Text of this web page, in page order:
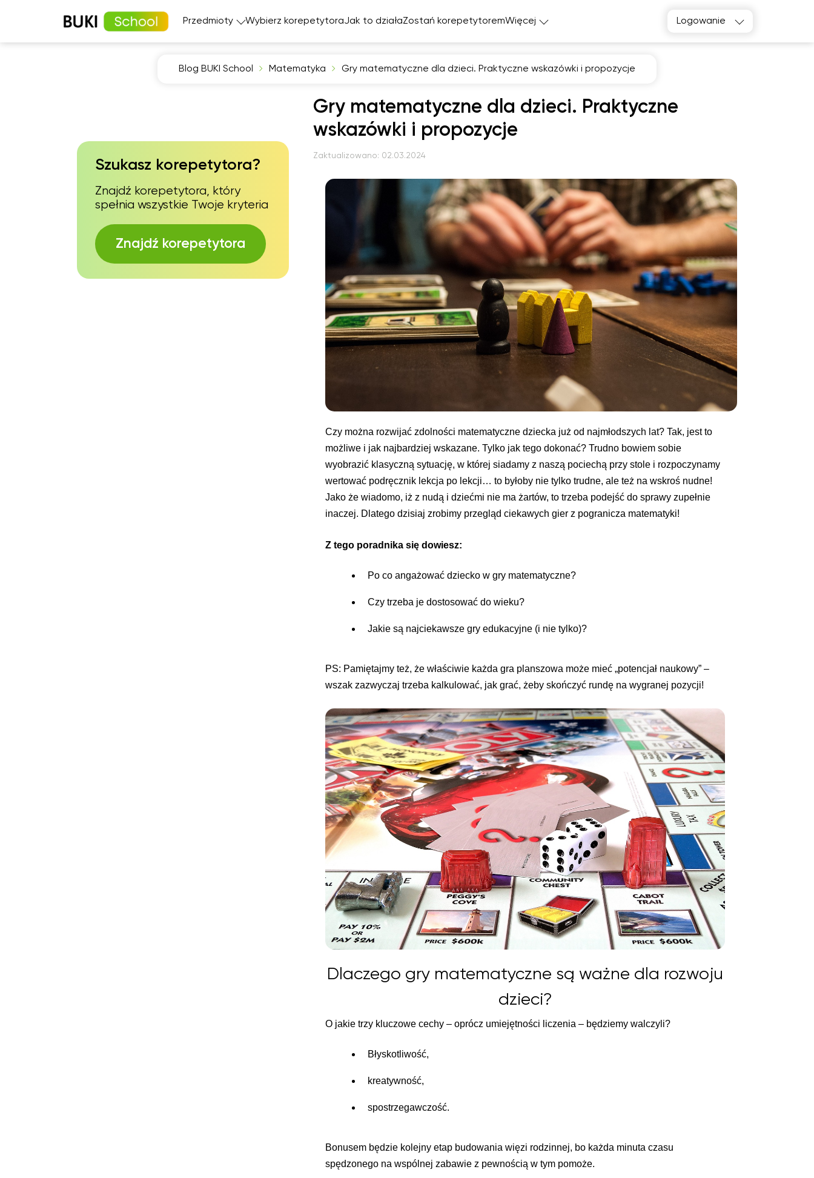
Przedmioty Wybierz korepetytoraJak to działaZostań korepetytoremWięcej Logowanie
Blog BUKI School Matematyka Gry matematyczne dla dzieci. Praktyczne wskazówki i propozycje
Szukasz korepetytora?
Znajdź korepetytora, który
spełnia wszystkie Twoje kryteria
Znajdź korepetytora
Gry matematyczne dla dzieci. Praktyczne
wskazówki i propozycje
Zaktualizowano: 02.03.2024
Czy można rozwijać zdolności matematyczne dziecka już od najmłodszych lat? Tak, jest to
możliwe i jak najbardziej wskazane. Tylko jak tego dokonać? Trudno bowiem sobie
wyobrazić klasyczną sytuację, w której siadamy z naszą pociechą przy stole i rozpoczynamy
wertować podręcznik lekcja po lekcji… to byłoby nie tylko trudne, ale też na wskroś nudne!
Jako że wiadomo, iż z nudą i dziećmi nie ma żartów, to trzeba podejść do sprawy zupełnie
inaczej. Dlatego dzisiaj zrobimy przegląd ciekawych gier z pogranicza matematyki!
Z tego poradnika się dowiesz:
Po co angażować dziecko w gry matematyczne?
Czy trzeba je dostosować do wieku?
Jakie są najciekawsze gry edukacyjne (i nie tylko)?
PS: Pamiętajmy też, że właściwie każda gra planszowa może mieć „potencjał naukowy” –
wszak zazwyczaj trzeba kalkulować, jak grać, żeby skończyć rundę na wygranej pozycji!
Dlaczego gry matematyczne są ważne dla rozwoju
dzieci?
O jakie trzy kluczowe cechy – oprócz umiejętności liczenia – będziemy walczyli?
Błyskotliwość,
kreatywność,
spostrzegawczość.
Bonusem będzie kolejny etap budowania więzi rodzinnej, bo każda minuta czasu
spędzonego na wspólnej zabawie z pewnością w tym pomoże.